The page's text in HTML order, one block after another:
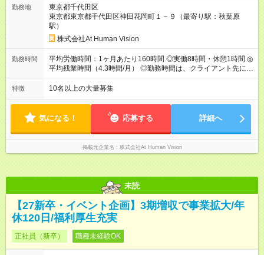
（固定残業代 24，000円） 賞与：年２回 （業績連動型） 昇
給：年２回（3月、9月) 試用期間：6ヶ月 ※上記額にはみなし残
業代（月15時間分）が含まれた 金額になります。超過分は追加
で全額支給。 【頑張りを給与・キャリアに還元します】 年に2
回⼈事評価があり等級が決まります。 等級に合わせた給与設定
のため、若い内からでも頑張り次第で給与アップが叶います。
⼀般職（20～31万円）→リーダー（⽉給26～36万円） →係⻑
～58万円） 【試用期間】試用期間あり 試用期間の長さ：6ヶ月
※ 雇用形態と給与に、本採用時と異なる部分があります。 雇用
形態：本採用時と同じです。 給与：月給 224,000円 ～ 330,000
円 上記額にはみなし残業代を含みます。※超過分は全額支給い
たします。 みなし残業代 24,000円 ～ 34,000円／月 みなし残業
時間 15時間／月
勤務地
東京都千代田区
東京都東京都千代田区神田花岡町１－９（最寄り駅：秋葉原
駅）
株式会社At Human Vision
勤務時間
平均労働時間：1ヶ月あたり160時間 ◎実働8時間・休憩1時間 ◎
平均残業時間（4.3時間/月） ◎勤務時間は、クライアント先に
より異なります。 ※＜シフト例＞ 10:00～19:00／11:00～
20:00 平均労働時間：1ヶ月あたり160時間 ◎実働8時間・休憩1
先に より異なります。 ※＜シフト例＞ 10:00～19:00／11:00
～20:00
特徴 10名以上の大量募集
気になる！ 応募する 詳細へ
掲載元企業名 株式会社At Human Vision
未読
【27新卒・イベント企画】3期増収で事業拡大/年
休120日/福利厚生充実
正社員（新卒） 職種未経験OK